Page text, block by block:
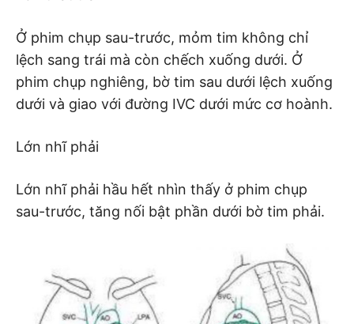
Ở phim chụp sau-trước, mỏm tim không chỉ
lệch sang trái mà còn chếch xuống dưới. Ở
phim chụp nghiêng, bờ tim sau dưới lệch xuống
dưới và giao với đường IVC dưới mức cơ hoành.
Lớn nhĩ phải
Lớn nhĩ phải hầu hết nhìn thấy ở phim chụp
sau-trước, tăng nối bật phần dưới bờ tim phải.